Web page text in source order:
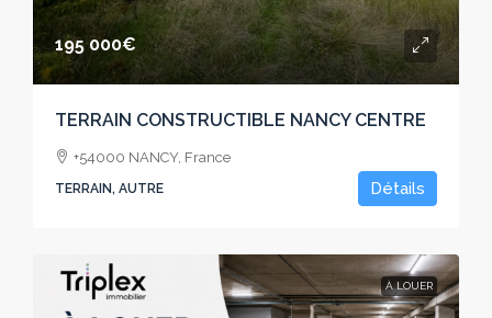
195 000€
TERRAIN CONSTRUCTIBLE NANCY CENTRE
+54000 NANCY, France
TERRAIN, AUTRE Détails
À LOUER